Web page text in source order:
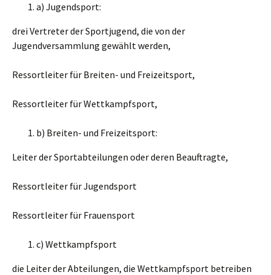
a) Jugendsport:
drei Vertreter der Sportjugend, die von der
Jugendversammlung gewählt werden,
Ressortleiter für Breiten- und Freizeitsport,
Ressortleiter für Wettkampfsport,
b) Breiten- und Freizeitsport:
Leiter der Sportabteilungen oder deren Beauftragte,
Ressortleiter für Jugendsport
Ressortleiter für Frauensport
c) Wettkampfsport
die Leiter der Abteilungen, die Wettkampfsport betreiben